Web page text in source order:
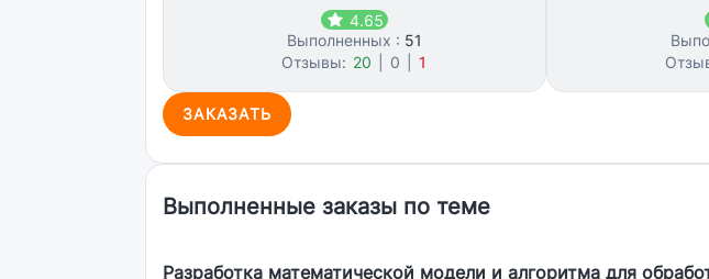
4.65
Выполненных : 51
Отзывы: 20 0 1
ЗАКАЗАТЬ
Выполненные заказы по теме
Разработка математической модели и алгоритма для